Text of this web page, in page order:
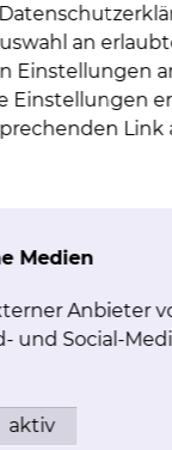
90, 38126
Tel.:+49 531 595
an
Einstellungen
Einstellungen
Link
Medien
Anbieter
und Social-
aktiv